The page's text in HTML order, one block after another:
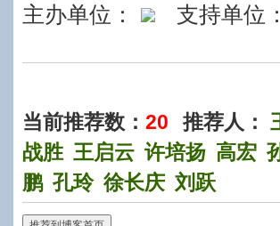
主办单位： 支持单位
当前推荐数： 20 推荐人：
战胜 王启云 许培扬 高宏
鹏 孔玲 徐长庆 刘跃